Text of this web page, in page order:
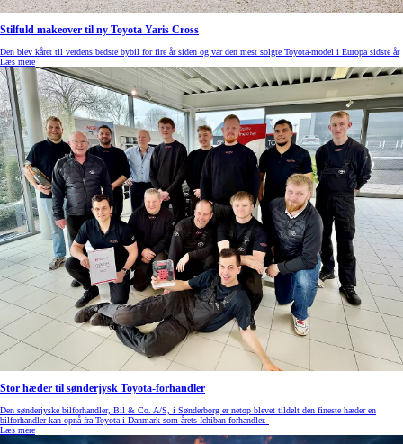
Stilfuld makeover til ny Toyota Yaris Cross
Den blev kåret til verdens bedste bybil for fire år siden og var den mest solgte Toyota-model i Europa sidste år
Læs mere
Stor hæder til sønderjysk Toyota-forhandler
Den sønderjyske bilforhandler, Bil & Co. A/S, i Sønderborg er netop blevet tildelt den fineste hæder en
bilforhandler kan opnå fra Toyota i Danmark som årets Ichiban-forhandler.
Læs mere